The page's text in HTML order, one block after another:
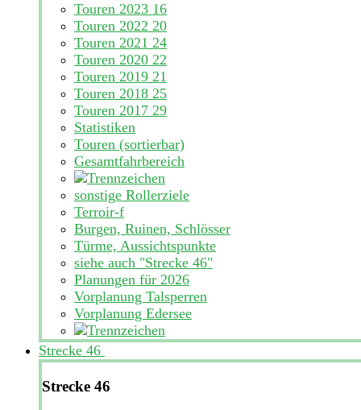
Touren 2023 16
Touren 2022 20
Touren 2021 24
Touren 2020 22
Touren 2019 21
Touren 2018 25
Touren 2017 29
Statistiken
Touren (sortierbar)
Gesamtfahrbereich
sonstige Rollerziele
Terroir-f
Burgen, Ruinen, Schlösser
Türme, Aussichtspunkte
siehe auch "Strecke 46"
Planungen für 2026
Vorplanung Talsperren
Vorplanung Edersee
Strecke 46
Strecke 46